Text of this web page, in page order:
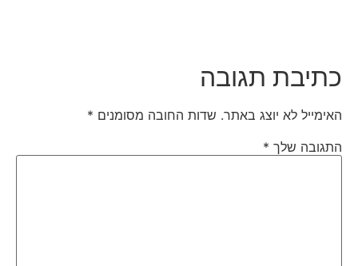
כתיבת תגובה
האימייל לא יוצג באתר. שדות החובה מסומנים*
התגובה שלך*